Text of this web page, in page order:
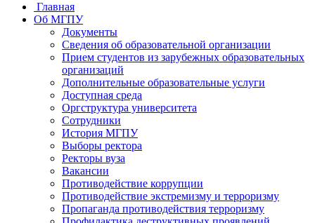
Главная
Об МГПУ
Документы
Сведения об образовательной организации
Прием студентов из зарубежных образовательных
организаций
Дополнительные образовательные услуги
Доступная среда
Оргструктура университета
Сотрудники
История МГПУ
Выборы ректора
Ректоры вуза
Вакансии
Противодействие коррупции
Противодействие экстремизму и терроризму
Пропаганда противодействия терроризму